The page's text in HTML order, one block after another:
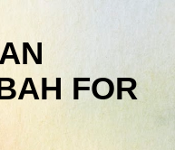
FOR